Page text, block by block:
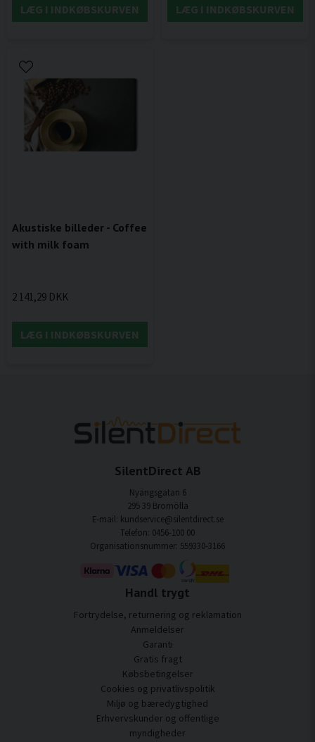
LÆG I INDKØBSKURVEN LÆG I INDKØBSKURVEN
Akustiske billeder - Coffee
with milk foam
2 141,29 DKK
LÆG I INDKØBSKURVEN
SilentDirect AB
Nyängsgatan 6
295 39 Bromölla
E-mail: kundservice@silentdirect.se
Telefon: 0456-100 00
Organisationsnummer: 559330-3166
Handl trygt
Fortrydelse, returnering og reklamation
Anmeldelser
Garanti
Gratis fragt
Købsbetingelser
Cookies og privatlivspolitik
Miljø og bæredygtighed
Erhvervskunder og offentlige
myndigheder